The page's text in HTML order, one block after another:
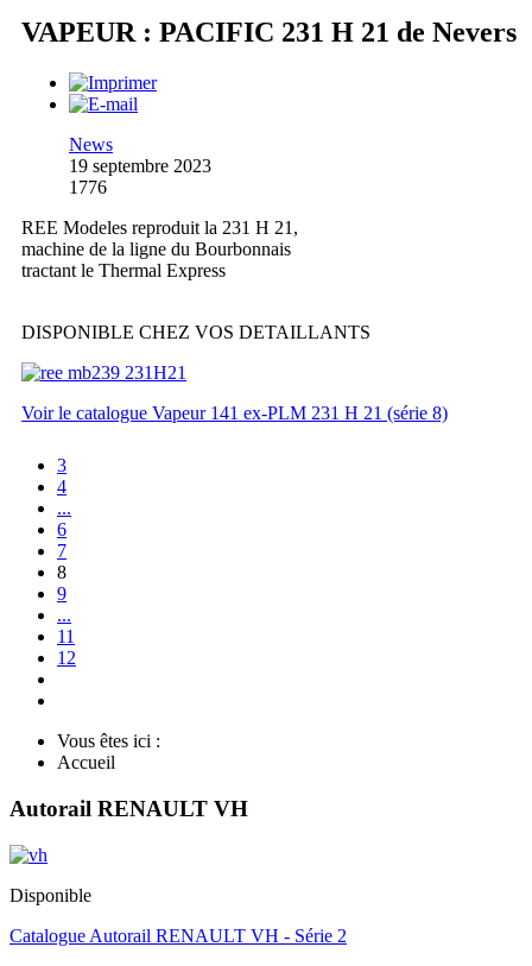
VAPEUR : PACIFIC 231 H 21 de Nevers
News
19 septembre 2023
1776
REE Modeles reproduit la 231 H 21,
machine de la ligne du Bourbonnais
tractant le Thermal Express
DISPONIBLE CHEZ VOS DETAILLANTS
Voir le catalogue Vapeur 141 ex-PLM 231 H 21 (série 8)
3
4
...
6
7
8
9
...
11
12
Vous êtes ici :
Accueil
Autorail RENAULT VH
Disponible
Catalogue Autorail RENAULT VH - Série 2